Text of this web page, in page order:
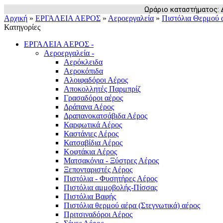
Ωράριο
Αρχική » ΕΡΓΑΛΕΙΑ ΑΕΡΟΣ » Αεροεργαλεία » Πιστόλια Θερμού
Κατηγορίες
ΕΡΓΑΛΕΙΑ ΑΕΡΟΣ -
Αεροεργαλεία -
Αερόκλειδα
Αεροκόπιδα
Αλοιφαδόροι Αέρος
Αποκολλητές Παρμπρίζ
Γρασαδόροι αέρος
Δράπανα Αέρος
Δραπανοκατσάβιδα Αέρος
Καρφωτικά Αέρος
Καστάνιες Αέρος
Κατσαβίδια Αέρος
Κοφτάκια Αέρος
Ματσακόνια - Ξύστρες Αέρος
Ξεπονταριστές Αέρος
Πιστόλια - Φυσητήρες Αέρος
Πιστόλια αμμοβολής-Πίσσας
Πιστόλια Βαφής
Πιστόλια θερμού αέρα (Στεγνωτικά) αέρος
Πριτσιναδόροι Αέρος